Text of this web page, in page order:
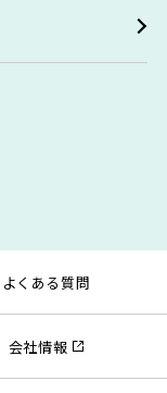
よくある質問
会社情報